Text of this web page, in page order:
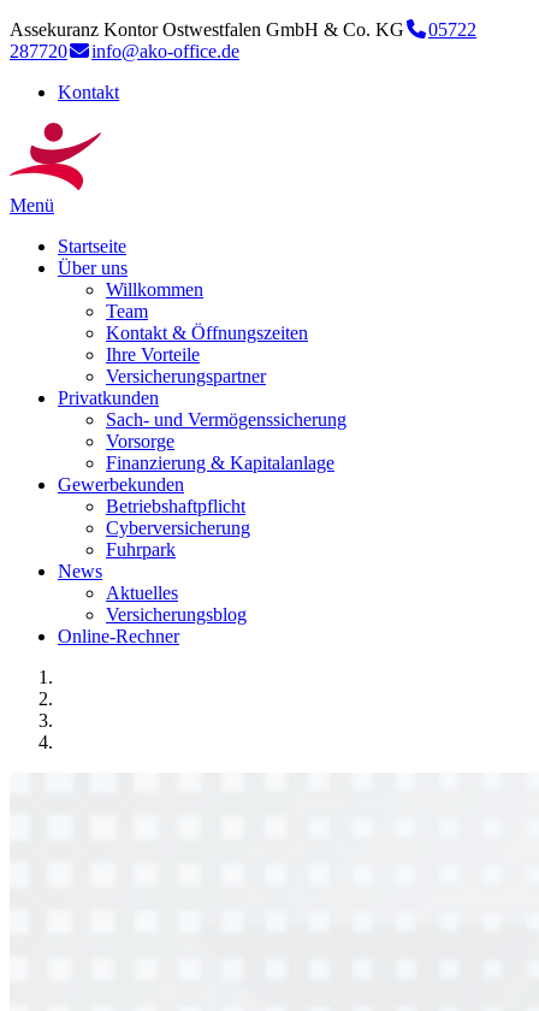
Assekuranz Kontor Ostwestfalen GmbH & Co. KG
05722
287720
info@ako-office.de
Kontakt
Menü
Startseite
Über uns
Willkommen
Team
Kontakt & Öffnungszeiten
Ihre Vorteile
Versicherungspartner
Privatkunden
Sach- und Vermögenssicherung
Vorsorge
Finanzierung & Kapitalanlage
Gewerbekunden
Betriebshaftpflicht
Cyberversicherung
Fuhrpark
News
Aktuelles
Versicherungsblog
Online-Rechner